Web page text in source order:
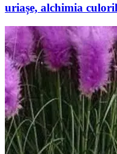
uriașe, alchimia